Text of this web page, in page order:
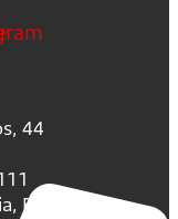
44
España.